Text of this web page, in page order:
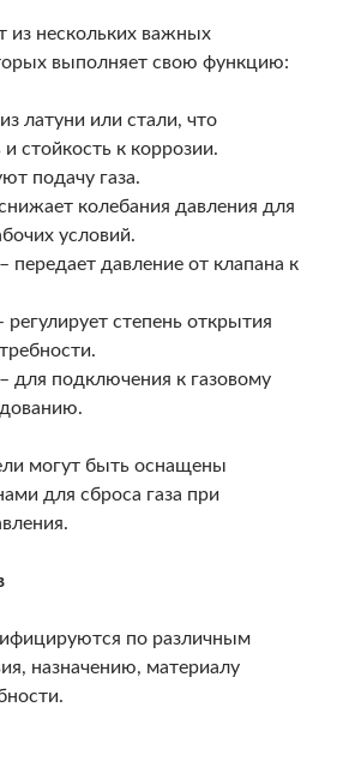
из нескольких важных
выполняет свою функцию:
латуни или стали, что
стойкость к коррозии.
подачу газа.
колебания давления для
условий.
давление от клапана к
степень открытия
подключения к газовому
могут быть оснащены
для сброса газа при
по различным
назначению, материалу